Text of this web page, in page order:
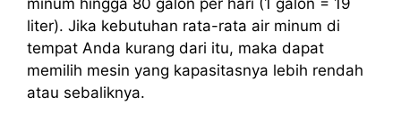
liter). Jika kebutuhan rata-rata air minum di
tempat Anda kurang dari itu, maka dapat
memilih mesin yang kapasitasnya lebih rendah
atau sebaliknya.